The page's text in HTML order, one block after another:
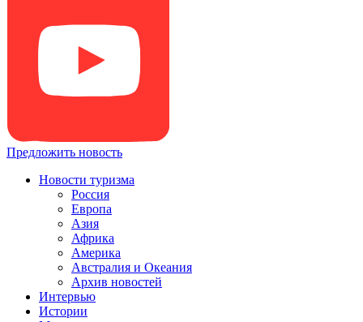
Предложить новость
Новости туризма
Россия
Европа
Азия
Африка
Америка
Австралия и Океания
Архив новостей
Интервью
Истории